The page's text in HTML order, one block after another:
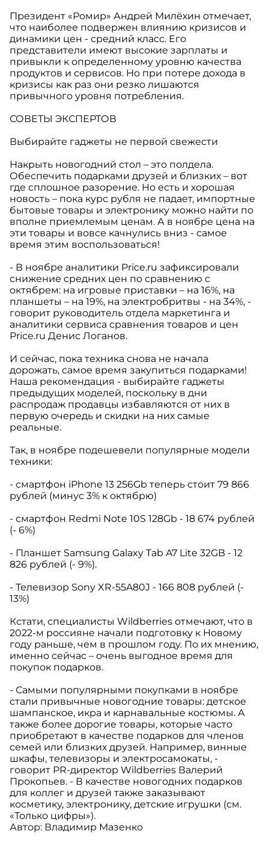
Президент «Ромир» Андрей Милёхин отмечает,
что наиболее подвержен влиянию кризисов и
динамики цен - средний класс. Его
представители имеют высокие зарплаты и
привыкли к определенному уровню качества
продуктов и сервисов. Но при потере дохода в
кризисы как раз они резко лишаются
привычного уровня потребления.
СОВЕТЫ ЭКСПЕРТОВ
Выбирайте гаджеты не первой свежести
Накрыть новогодний стол – это полдела.
Обеспечить подарками друзей и близких – вот
где сплошное разорение. Но есть и хорошая
новость – пока курс рубля не падает, импортные
бытовые товары и электронику можно найти по
вполне приемлемым ценам. А в ноябре цена на
эти товары и вовсе качнулись вниз - самое
время этим воспользоваться!
- В ноябре аналитики Price.ru зафиксировали
снижение средних цен по сравнению с
октябрем: на игровые приставки – на 16%, на
планшеты – на 19%, на электробритвы - на 34%, -
говорит руководитель отдела маркетинга и
аналитики сервиса сравнения товаров и цен
Price.ru Денис Логанов.
И сейчас, пока техника снова не начала
дорожать, самое время закупиться подарками!
Наша рекомендация - выбирайте гаджеты
предыдущих моделей, поскольку в дни
распродаж продавцы избавляются от них в
первую очередь и скидки на них самые
реальные.
Так, в ноябре подешевели популярные модели
техники:
- смартфон iPhone 13 256Gb теперь стоит 79 866
рублей (минус 3% к октябрю)
- смартфон Redmi Note 10S 128Gb - 18 674 рублей
(- 6%)
- Планшет Samsung Galaxy Tab A7 Lite 32GB - 12
826 рублей (- 9%).
- Телевизор Sony XR-55A80J - 166 808 рублей (-
13%)
Кстати, специалисты Wildberries отмечают, что в
2022-м россияне начали подготовку к Новому
году раньше, чем в прошлом году. По их мнению,
именно сейчас – очень выгодное время для
покупок подарков.
- Самыми популярными покупками в ноябре
стали привычные новогодние товары: детское
шампанское, икра и карнавальные костюмы. А
также более дорогие товары, которые часто
приобретают в качестве подарков для членов
семей или близких друзей. Например, винные
шкафы, телевизоры и электросамокаты, -
говорит PR-директор Wildberries Валерий
Прокопьев. - В качестве новогодних подарков
для коллег и друзей также заказывают
косметику, электронику, детские игрушки (см.
«Только цифры»).
Автор: Владимир Мазенко